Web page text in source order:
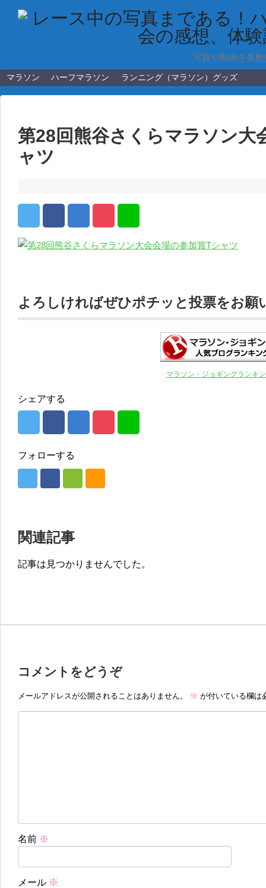
写真や動画を多
マラソン ハーフマラソン ランニング（マラソン）グッズ
第28回熊谷さくらマラソン大
ャツ
よろしければぜひポチッと投票をお願
マラソン・ジョギングランキ
シェアする
フォローする
関連記事
記事は見つかりませんでした。
コメントをどうぞ
メールアドレスが公開されることはありません。 ※ が付いている欄は
名前 ※
メール ※